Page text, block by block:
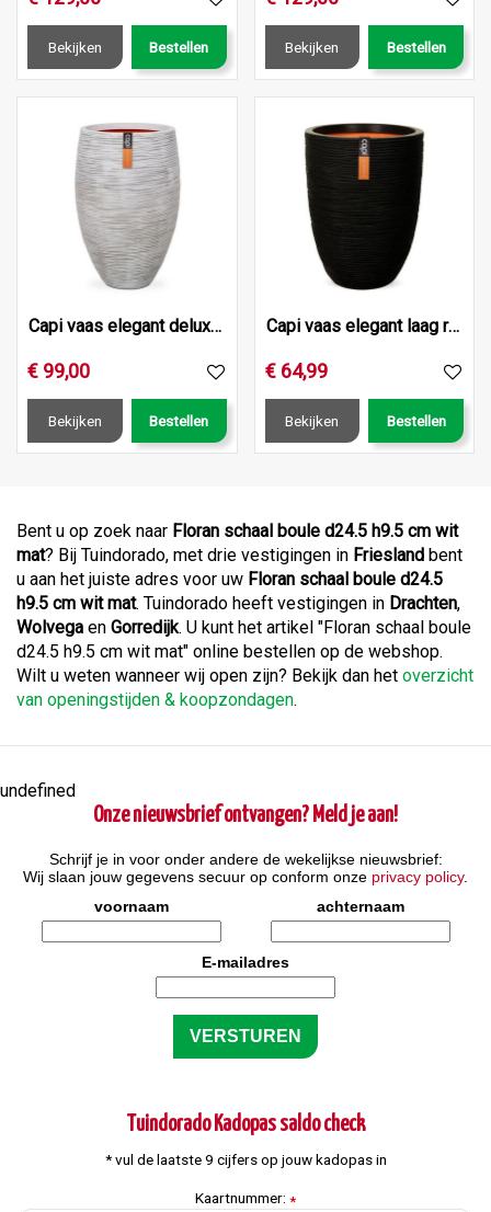
Bekijken Bestellen Bekijken Bestellen
Capi vaas elegant deluxe rib nl 40x30 ivoor
€ 99,00
Bekijken Bestellen
Capi vaas elegant laag rib nl 36x47 zwart
€ 64,99
Bekijken Bestellen
Bent u op zoek naar Floran schaal boule d24.5 h9.5 cm wit
mat? Bij Tuindorado, met drie vestigingen in Friesland bent
u aan het juiste adres voor uw Floran schaal boule d24.5
h9.5 cm wit mat. Tuindorado heeft vestigingen in Drachten,
Wolvega en Gorredijk. U kunt het artikel "Floran schaal boule
d24.5 h9.5 cm wit mat" online bestellen op de webshop.
Wilt u weten wanneer wij open zijn? Bekijk dan het overzicht
van openingstijden & koopzondagen.
undefined
Onze nieuwsbrief ontvangen? Meld je aan!
Schrijf je in voor onder andere de wekelijkse nieuwsbrief:
Wij slaan jouw gegevens secuur op conform onze privacy policy.
voornaam
achternaam
E-mailadres
Tuindorado Kadopas saldo check
* vul de laatste 9 cijfers op jouw kadopas in
Kaartnummer: *